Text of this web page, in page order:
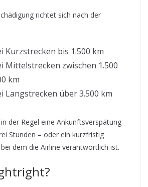
richtet sich nach der
Kurzstrecken bis 1.500 km
Mittelstrecken zwischen 1.500
km
Langstrecken über 3.500 km
der Regel eine Ankunftsverspätung
Stunden – oder ein kurzfristig
dem die Airline verantwortlich ist.